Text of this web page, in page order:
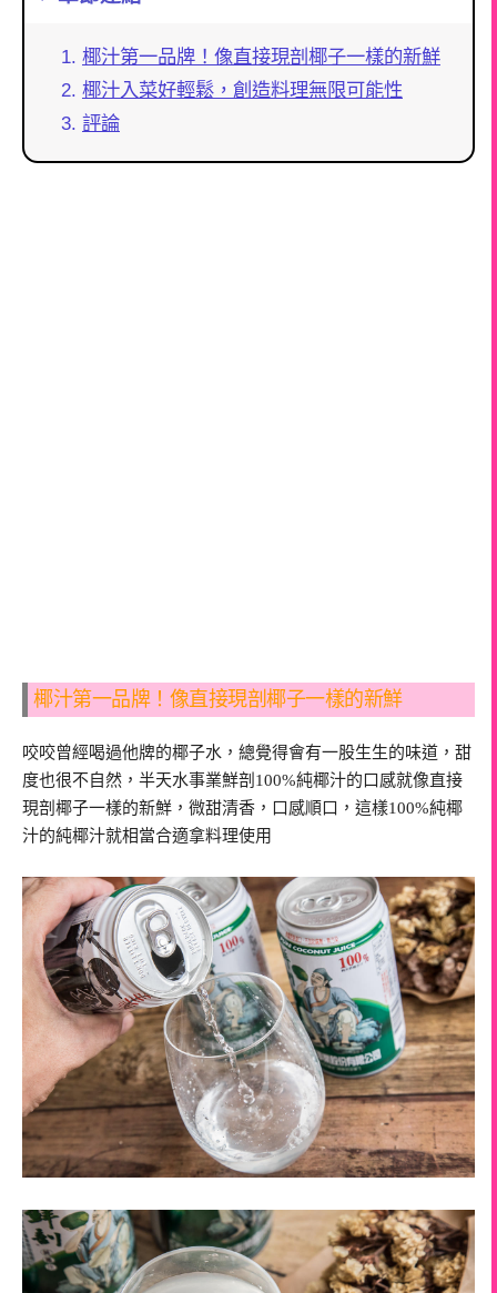
椰汁第一品牌！像直接現剖椰子一樣的新鮮
椰汁入菜好輕鬆，創造料理無限可能性
評論
椰汁第一品牌！像直接現剖椰子一樣的新鮮
咬咬曾經喝過他牌的椰子水，總覺得會有一股生生的味道，甜
度也很不自然，半天水事業鮮剖100%純椰汁的口感就像直接
現剖椰子一樣的新鮮，微甜清香，口感順口，這樣100%純椰
汁的純椰汁就相當合適拿料理使用